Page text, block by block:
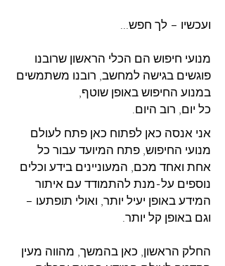
ועכשיו – לך חפש...
מנועי חיפוש הם הכלי הראשון שרובנו
פוגשים בגישה למחשב, רובנו משתמשים
במנוע החיפוש באופן שוטף,
כל יום, רוב היום.
אני אנסה כאן לפתוח כאן פתח לעולם
מנועי החיפוש, פתח המיועד עבור כל
אחת ואחד מכם, המעוניינים בידע וכלים
נוספים על-מנת להתמודד עם איתור
המידע באופן יעיל יותר, ואולי תופתעו –
וגם באופן קל יותר.
החלק הראשון, כאן בהמשך, מהווה מעין